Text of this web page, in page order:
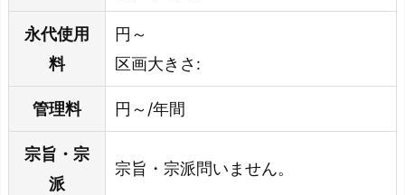
永代使用
料
円～
区画大きさ:
管理料 円～/年間
宗旨・宗
派
宗旨・宗派問いません。